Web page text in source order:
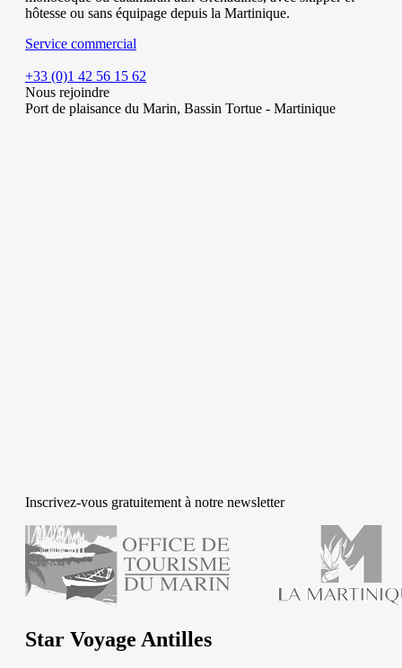
hôtesse ou sans équipage depuis la Martinique.
Service commercial
+33 (0)1 42 56 15 62
Nous rejoindre
Port de plaisance du Marin, Bassin Tortue - Martinique
Inscrivez-vous gratuitement à notre newsletter
Star Voyage Antilles